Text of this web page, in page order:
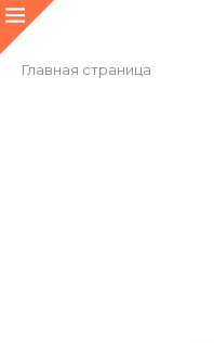
Главная страница